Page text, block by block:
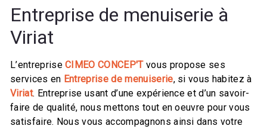
Entreprise de menuiserie à
Viriat
L’entrepriseCIMEO CONCEP'Tvous propose ses
services en Entreprise de menuiserie, si vous habitez à
Viriat. Entreprise usant d’une expérience et d’un savoir-
faire de qualité, nous mettons tout en oeuvre pour vous
satisfaire. Nous vous accompagnons ainsi dans votre